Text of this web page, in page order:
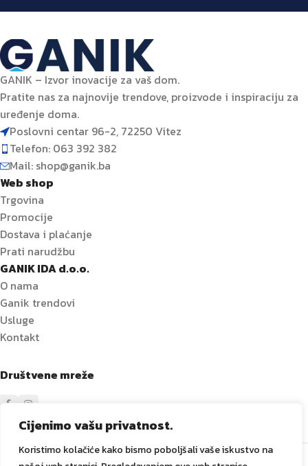
Cijenimo vašu privatnost.
Koristimo kolačiće kako bismo poboljšali vaše iskustvo na
GANIK – Izvor inovacije za vaš dom.
Pratite nas za najnovije trendove, proizvode i inspiraciju za
uređenje doma.
Poslovni centar 96-2, 72250 Vitez
Telefon: 063 392 382
Mail: shop@ganik.ba
Web shop
Trgovina
Promocije
Dostava i plaćanje
Prati narudžbu
GANIK IDA d.o.o.
O nama
Ganik trendovi
Usluge
Kontakt
Društvene mreže
Sve prava zadržanaGANIKIDA D.O.O. Vitez2024Izrada i